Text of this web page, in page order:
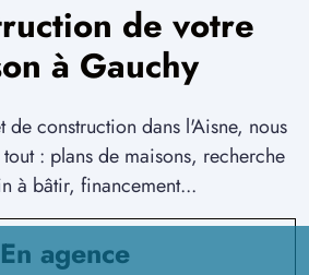
de votre
à Gauchy
construction dans l'Aisne, nous
: plans de maisons, recherche
à bâtir, financement...
En agence